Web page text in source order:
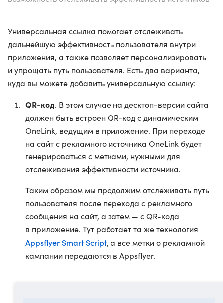
Универсальная ссылка помогает отслеживать
дальнейшую эффективность пользователя внутри
приложения, а также позволяет персонализировать
и упрощать путь пользователя. Есть два варианта,
куда вы можете добавить универсальную ссылку:
QR-код. В этом случае на десктоп-версии сайта
должен быть встроен QR-код с динамическим
OneLink, ведущим в приложение. При переходе
на сайт с рекламного источника OneLink будет
генерироваться с метками, нужными для
отслеживания эффективности источника.
Таким образом мы продолжим отслеживать путь
пользователя после перехода с рекламного
сообщения на сайт, а затем — с QR-кода
в приложение. Тут работает та же технология
Appsflyer Smart Script, а все метки о рекламной
кампании передаются в Appsflyer.